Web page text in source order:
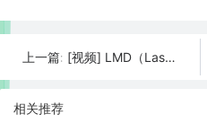
上一篇: [视频] LMD（Laser Metal Deposition，LENS/DMD/DLF/LRF）激光熔化沉积3D打印技术详细介绍
相关推荐